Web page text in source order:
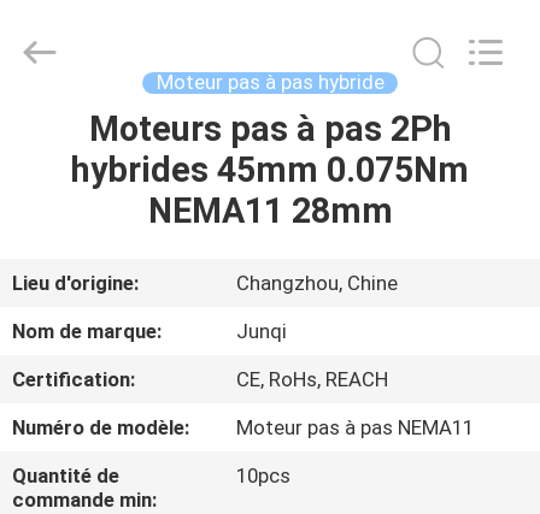
PRODUITS
À
DE
NOUS
Junqi
International
Moteur pas à pas hybride
Moteurs pas à pas 2Ph
hybrides 45mm 0.075Nm
NEMA11 28mm
Lieu d'origine:
Changzhou, Chine
Nom de marque:
Junqi
Certification:
CE, RoHs, REACH
Numéro de modèle:
Moteur pas à pas NEMA11
Quantité de
commande min:
10pcs